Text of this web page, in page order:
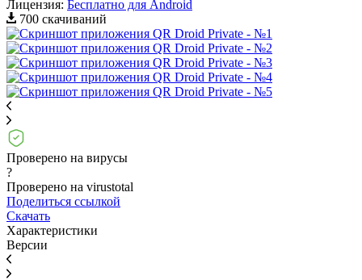
Лицензия: Бесплатно для Android
700 скачиваний
Проверено на вирусы
?
Проверено на virustotal
Поделиться ссылкой
Скачать
Характеристики
Версии